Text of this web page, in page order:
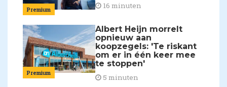
Premium 16 minuten
Premium
Albert Heijn morrelt
opnieuw aan
koopzegels: 'Te riskant
om er in één keer mee
te stoppen'
5 minuten